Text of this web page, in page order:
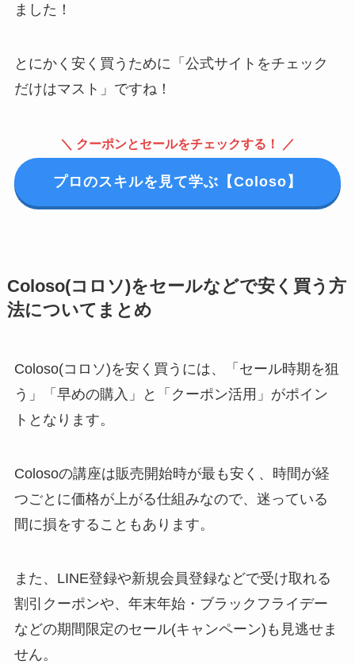
ました！
とにかく安く買うために「公式サイトをチェック
だけはマスト」ですね！
＼ クーポンとセールをチェックする！ ／
プロのスキルを見て学ぶ【Coloso】
Coloso(コロソ)をセールなどで安く買う方
法についてまとめ
Coloso(コロソ)を安く買うには、「セール時期を狙
う」「早めの購入」と「クーポン活用」がポイン
トとなります。
Colosoの講座は販売開始時が最も安く、時間が経
つごとに価格が上がる仕組みなので、迷っている
間に損をすることもあります。
また、LINE登録や新規会員登録などで受け取れる
割引クーポンや、年末年始・ブラックフライデー
などの期間限定のセール(キャンペーン)も見逃せま
せん。